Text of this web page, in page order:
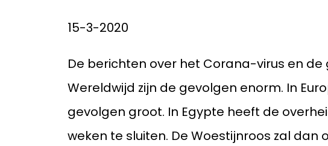
15-3-2020
De berichten over het Corana-virus en
Wereldwijd zijn de gevolgen enorm. In
gevolgen groot. In Egypte heeft de
weken te sluiten. De Woestijnroos zal dan